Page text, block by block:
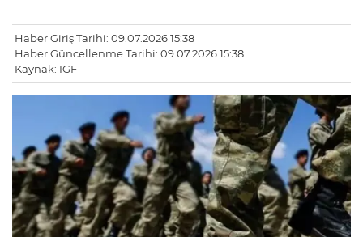
Haber Giriş Tarihi: 09.07.2026 15:38
Haber Güncellenme Tarihi: 09.07.2026 15:38
Kaynak: IGF